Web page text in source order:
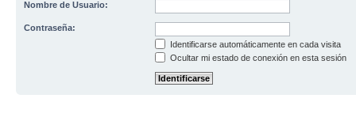
Nombre de Usuario:
Contraseña:
Identificarse automáticamente en cada visita
Ocultar mi estado de conexión en esta sesión